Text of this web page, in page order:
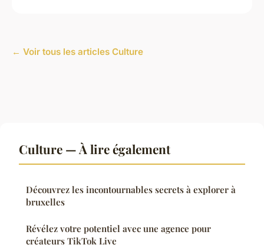
← Voir tous les articles Culture
Culture — À lire également
Découvrez les incontournables secrets à explorer à
bruxelles
Révélez votre potentiel avec une agence pour
créateurs TikTok Live